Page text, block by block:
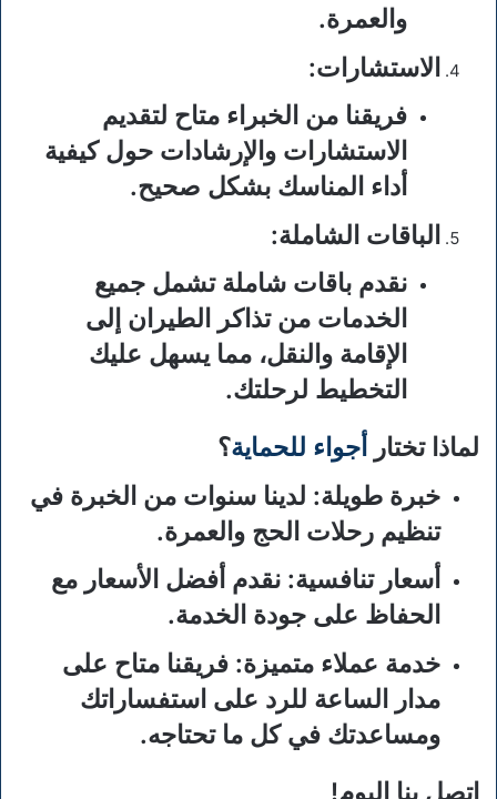
والعمرة.
الاستشارات:
فريقنا من الخبراء متاح لتقديم
الاستشارات والإرشادات حول كيفية
أداء المناسك بشكل صحيح.
الباقات الشاملة:
نقدم باقات شاملة تشمل جميع
الخدمات من تذاكر الطيران إلى
الإقامة والنقل، مما يسهل عليك
التخطيط لرحلتك.
لماذا تختار
أجواء للحماية؟
خبرة طويلة: لدينا سنوات من الخبرة في
تنظيم رحلات الحج والعمرة.
أسعار تنافسية: نقدم أفضل الأسعار مع
الحفاظ على جودة الخدمة.
خدمة عملاء متميزة: فريقنا متاح على
مدار الساعة للرد على استفساراتك
ومساعدتك في كل ما تحتاجه.
اتصل بنا اليوم!